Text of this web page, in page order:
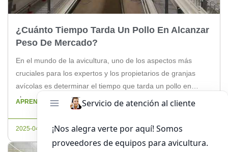
¿Cuánto Tiempo Tarda Un Pollo En Alcanzar
Peso De Mercado?
En el mundo de la avicultura, uno de los aspectos más
cruciales para los expertos y los propietarios de granjas
avícolas es determinar el tiempo que tarda un pollo en
alcanzar el peso de mercado óptimo. Este conocimiento no
solo afecta la eficiencia operativa, sino también la
rentabilidad del negocio. En este artículo, desglosaremos los
APRENDE MÁS
2025-04-19